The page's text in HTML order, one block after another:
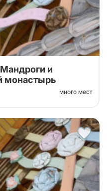
Свирский монастырь на
туристическую
по территории
и
монастырь
много мест